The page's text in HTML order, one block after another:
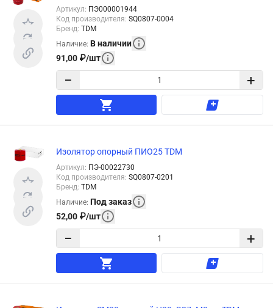
Артикул: ПЭ000001944
Код производителя: SQ0807-0004
Бренд: TDM
Наличие: В наличии
91,00 ₽/шт
− +
Изолятор опорный ПИО25 TDM
Артикул: ПЭ-00022730
Код производителя: SQ0807-0201
Бренд: TDM
Наличие: Под заказ
52,00 ₽/шт
− +